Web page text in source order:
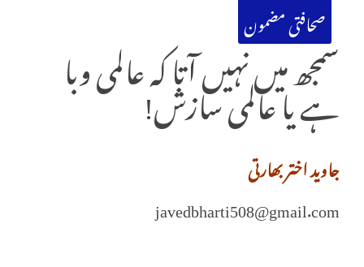
صحافتی مضمون
سمجھ میں نہیں آتا کہ عالمی وبا
ہے یا عالمی سازش!
جاوید اختر بھارتی
javedbharti508@gmail.com